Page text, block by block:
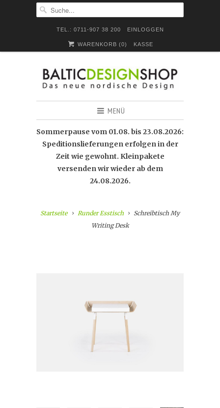
TEL.: 0711-907 38 200 EINLOGGEN
WARENKORB (0) KASSE
MENÜ
Sommerpause vom 01.08. bis 23.08.2026:
Speditionslieferungen erfolgen in der
Zeit wie gewohnt. Kleinpakete
versenden wir wieder ab dem
24.08.2026.
Startseite Runder Esstisch
Schreibtisch My
Writing Desk